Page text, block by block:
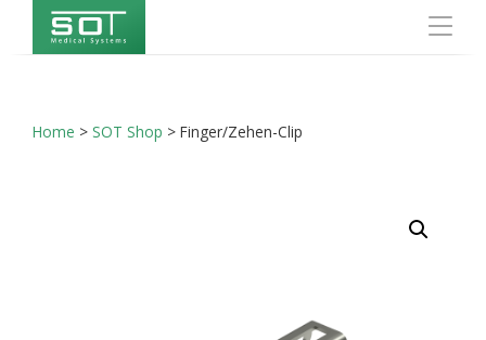
Home > SOT Shop > Finger/Zehen-Clip